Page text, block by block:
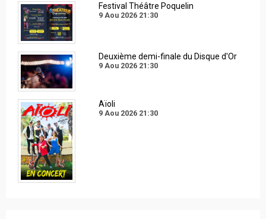
Festival Théâtre Poquelin
9 Aou 2026 21:30
Deuxième demi-finale du Disque d'Or
9 Aou 2026 21:30
Aïoli
9 Aou 2026 21:30